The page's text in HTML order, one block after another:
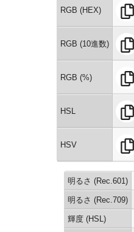
RGB (HEX)
RGB (10進数)
RGB (%)
HSL
HSV
明るさ (Rec.601)
明るさ (Rec.709)
輝度 (HSL)